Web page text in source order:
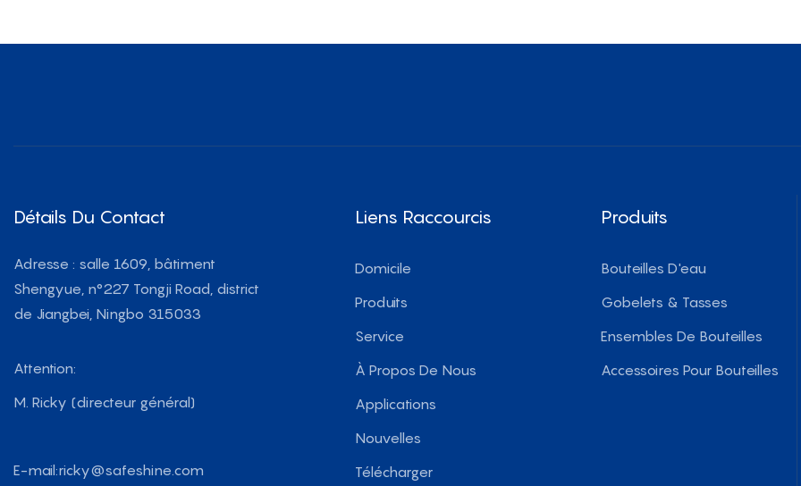
Détails Du Contact
Adresse : salle 1609, bâtiment
Shengyue, n°227 Tongji Road, district
de Jiangbei, Ningbo 315033
Attention:
M. Ricky (directeur général)
E-mail:ricky@safeshine.com
Liens Raccourcis
Domicile
Produits
Service
À Propos De Nous
Applications
Nouvelles
Télécharger
Produits
Bouteilles D'eau
Gobelets & Tasses
Ensembles De Bouteilles
Accessoires Pour Bouteilles